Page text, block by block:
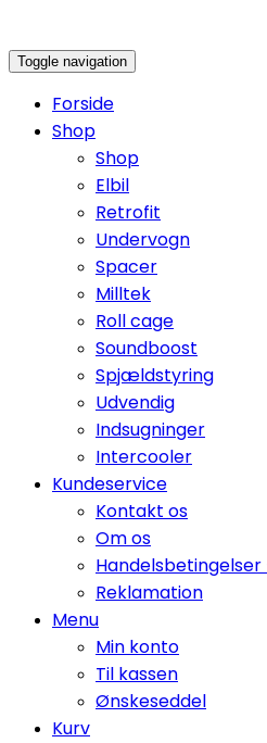
Toggle navigation
Forside
Shop
Shop
Elbil
Retrofit
Undervogn
Spacer
Milltek
Roll cage
Soundboost
Spjældstyring
Udvendig
Indsugninger
Intercooler
Kundeservice
Kontakt os
Om os
Handelsbetingelser
Reklamation
Menu
Min konto
Til kassen
Ønskeseddel
Kurv